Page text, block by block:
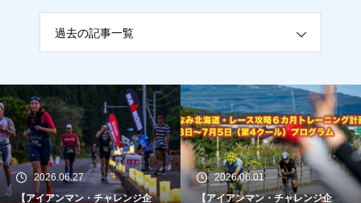
【アイアンマン・チャレンジ企
ン挑戦！『レース攻略 6カ月計
画』／ 3月23日〜4月12日（第１
クール）トレーニングプログラ
ム
IRONMAN VILLAGE ／エキスポ
紹介①
過去の記事一覧
2026.06.27
【アイアンマン・チャレンジ企
2026.06.01
【アイアンマン・チャレンジ企